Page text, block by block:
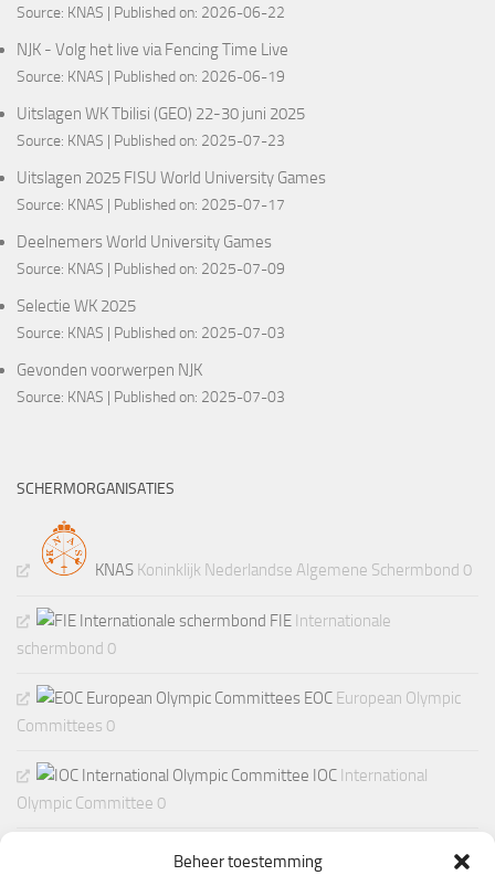
Beheer toestemming
Source: KNAS Published on: 2026-06-22
NJK - Volg het live via Fencing Time Live
Source: KNAS Published on: 2026-06-19
Uitslagen WK Tbilisi (GEO) 22-30 juni 2025
Source: KNAS Published on: 2025-07-23
Uitslagen 2025 FISU World University Games
Source: KNAS Published on: 2025-07-17
Deelnemers World University Games
Source: KNAS Published on: 2025-07-09
Selectie WK 2025
Source: KNAS Published on: 2025-07-03
Gevonden voorwerpen NJK
Source: KNAS Published on: 2025-07-03
SCHERMORGANISATIES
KNAS Koninklijk Nederlandse Algemene Schermbond 0
FIE Internationale
schermbond 0
EOC European Olympic
Committees 0
IOC International
Olympic Committee 0